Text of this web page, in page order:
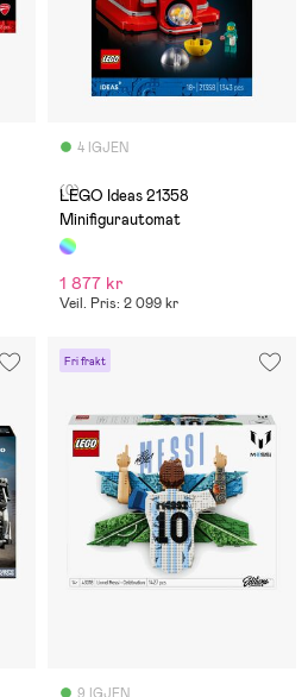
4 IGJEN
(0)
LEGO Ideas 21358
Minifigurautomat
1 877 kr
Veil. Pris: 2 099 kr
Fri frakt
9 IGJEN